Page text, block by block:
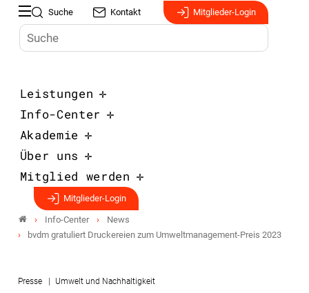
Suche Kontakt Mitglieder-Login
Leistungen
Info-Center
Akademie
Über uns
Mitglied werden
Mitglieder-Login
Info-Center
News
bvdm gratuliert Druckereien zum Umweltmanagement-Preis 2023
Presse Umwelt und Nachhaltigkeit